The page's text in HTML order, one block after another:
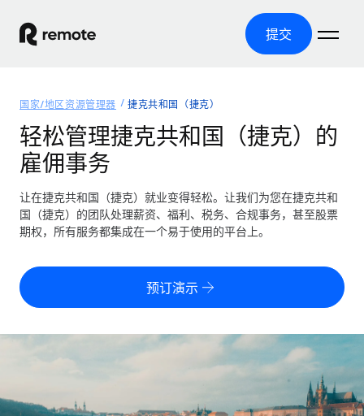
提交
产品
全球招聘
全球薪资管理
轻松运行合规薪资
零实体成本实现全球扩张
第三方合同工托管服务
PEO
解决方案
覆盖全球
国家/地区资源管理器
Remote 无惧对比
了解我们的竞争优势
成长阶段
资源
误分类风险计算工具
按国家/地区检查员工误分类风险
计算任何国家的员工总成本
定价
中文（简体）
Nederlands
国家/地区资源管理器 捷克共和国（捷克）
轻松管理捷克共和国（捷克）的
雇佣事务
让在捷克共和国（捷克）就业变得轻松。让我们为您在捷克共和
国（捷克）的团队处理薪资、福利、税务、合规事务，甚至股票
期权，所有服务都集成在一个易于使用的平台上。
预订演示